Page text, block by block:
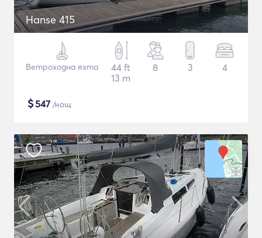
Hanse 415
Ветроходна яхта
44 ft
13 m
8 3 4
$547 /нощ